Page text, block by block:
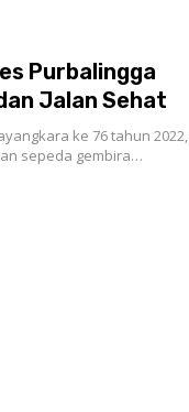
Purbalingga
Jalan Sehat
ke 76 tahun 2022,
sepeda gembira…